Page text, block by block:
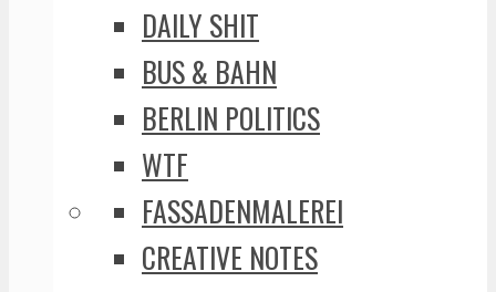
DAILY SHIT
BUS & BAHN
BERLIN POLITICS
WTF
FASSADENMALEREI
CREATIVE NOTES